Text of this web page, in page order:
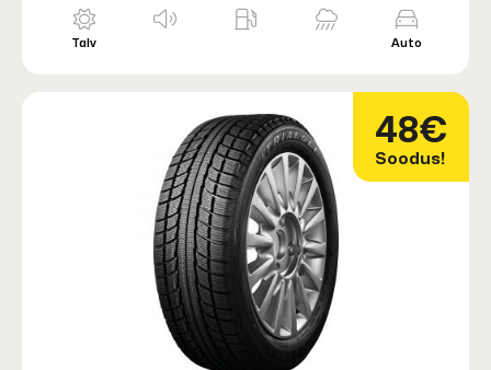
Talv Auto
48€
Soodus!